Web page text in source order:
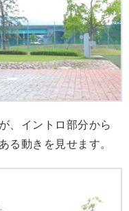
、イントロ部分から
る動きを見せます。